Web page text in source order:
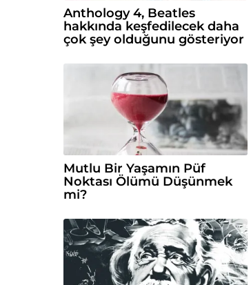
Anthology 4, Beatles
hakkında keşfedilecek daha
çok şey olduğunu gösteriyor
Mutlu Bir Yaşamın Püf
Noktası Ölümü Düşünmek
mi?